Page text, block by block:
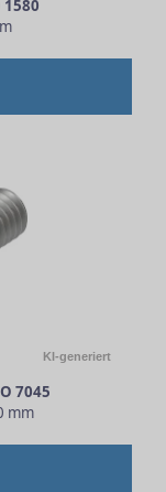
KI-generiert
7045
mm